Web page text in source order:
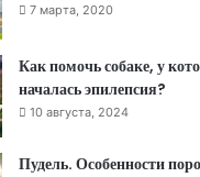
7 марта, 2020
Как помочь собаке, у
началась эпилепсия?
10 августа, 2024
Пудель. Особенности